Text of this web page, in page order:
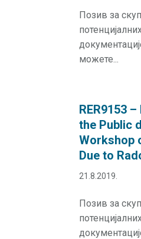
Позив за
можете...
RER9153
the Public
Workshop
Due to
21.8.2019.
Позив за